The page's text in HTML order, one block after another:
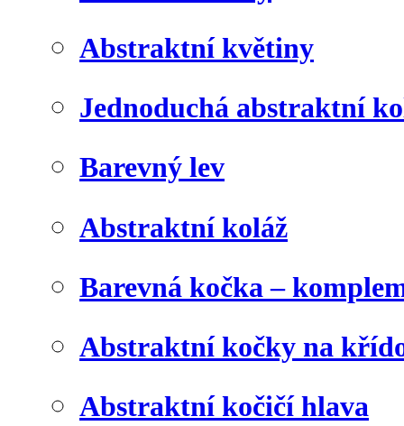
Abstraktní květiny
Jednoduchá abstraktní
Barevný lev
Abstraktní koláž
Barevná kočka –
Abstraktní kočky na
Abstraktní kočičí hlava